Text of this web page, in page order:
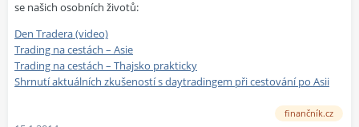
se našich osobních životů:
Den Tradera (video)
Trading na cestách – Asie
Trading na cestách – Thajsko prakticky
Shrnutí aktuálních zkušeností s daytradingem při cestování po Asii
finančník.cz